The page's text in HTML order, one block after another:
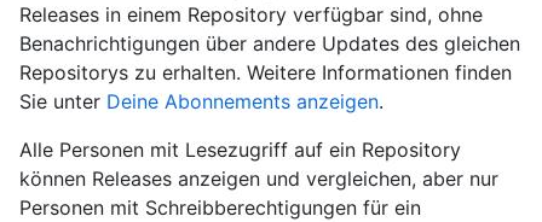
Releases in einem Repository verfügbar sind, ohne
Benachrichtigungen über andere Updates des gleichen
Repositorys zu erhalten. Weitere Informationen finden
Sie unter Deine Abonnements anzeigen.
Alle Personen mit Lesezugriff auf ein Repository
können Releases anzeigen und vergleichen, aber nur
Personen mit Schreibberechtigungen für ein